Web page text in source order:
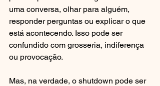
uma conversa, olhar para alguém,
responder perguntas ou explicar o que
está acontecendo. Isso pode ser
confundido com grosseria, indiferença
ou provocação.
Mas, na verdade, o shutdown pode ser